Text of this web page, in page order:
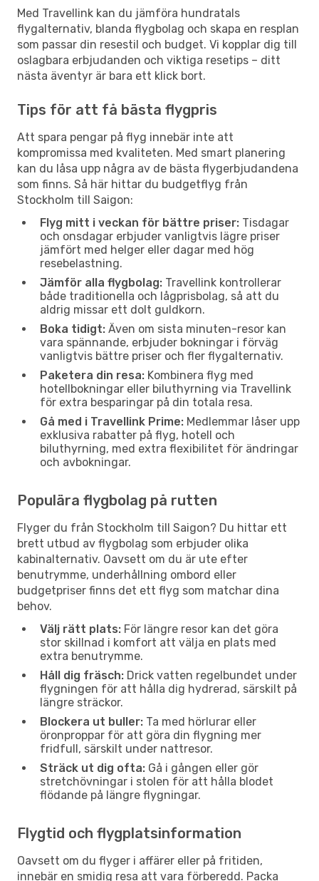
Med Travellink kan du jämföra hundratals
flygalternativ, blanda flygbolag och skapa en resplan
som passar din resestil och budget. Vi kopplar dig till
oslagbara erbjudanden och viktiga resetips – ditt
nästa äventyr är bara ett klick bort.
Tips för att få bästa flygpris
Att spara pengar på flyg innebär inte att
kompromissa med kvaliteten. Med smart planering
kan du låsa upp några av de bästa flygerbjudandena
som finns. Så här hittar du budgetflyg från
Stockholm till Saigon:
Flyg mitt i veckan för bättre priser: Tisdagar
och onsdagar erbjuder vanligtvis lägre priser
jämfört med helger eller dagar med hög
resebelastning.
Jämför alla flygbolag: Travellink kontrollerar
både traditionella och lågprisbolag, så att du
aldrig missar ett dolt guldkorn.
Boka tidigt: Även om sista minuten-resor kan
vara spännande, erbjuder bokningar i förväg
vanligtvis bättre priser och fler flygalternativ.
Paketera din resa: Kombinera flyg med
hotellbokningar eller biluthyrning via Travellink
för extra besparingar på din totala resa.
Gå med i Travellink Prime: Medlemmar låser upp
exklusiva rabatter på flyg, hotell och
biluthyrning, med extra flexibilitet för ändringar
och avbokningar.
Populära flygbolag på rutten
Flyger du från Stockholm till Saigon? Du hittar ett
brett utbud av flygbolag som erbjuder olika
kabinalternativ. Oavsett om du är ute efter
benutrymme, underhållning ombord eller
budgetpriser finns det ett flyg som matchar dina
behov.
Välj rätt plats: För längre resor kan det göra
stor skillnad i komfort att välja en plats med
extra benutrymme.
Håll dig fräsch: Drick vatten regelbundet under
flygningen för att hålla dig hydrerad, särskilt på
längre sträckor.
Blockera ut buller: Ta med hörlurar eller
öronproppar för att göra din flygning mer
fridfull, särskilt under nattresor.
Sträck ut dig ofta: Gå i gången eller gör
stretchövningar i stolen för att hålla blodet
flödande på längre flygningar.
Flygtid och flygplatsinformation
Oavsett om du flyger i affärer eller på fritiden,
innebär en smidig resa att vara förberedd. Packa